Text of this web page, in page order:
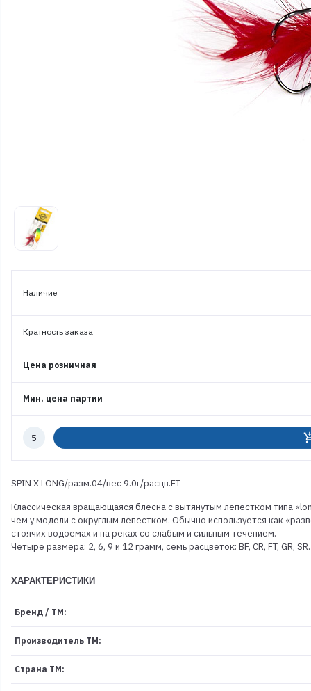
Наличие
Кратность заказа
Цена розничная
Мин. цена партии
Количество
SPIN X LONG/разм.04/вес 9.0г/расцв.FT
Классическая вращающаяся блесна с вытянутым лепестком типа
чем у модели с округлым лепестком. Обычно используется как
стоячих водоемах и на реках со слабым и сильным течением.
Четыре размера: 2, 6, 9 и 12 грамм, семь расцветок: BF, CR, FT, GR, SR.
ХАРАКТЕРИСТИКИ
Бренд / ТМ:
Производитель ТМ:
Страна ТМ: